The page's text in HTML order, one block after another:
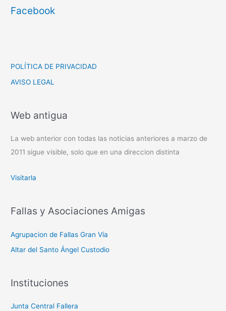
Facebook
POLÍTICA DE PRIVACIDAD
AVISO LEGAL
Web antigua
La web anterior con todas las noticias anteriores a marzo de
2011 sigue visible, solo que en una direccion distinta
Visitarla
Fallas y Asociaciones Amigas
Agrupacion de Fallas Gran Vía
Altar del Santo Ángel Custodio
Instituciones
Junta Central Fallera